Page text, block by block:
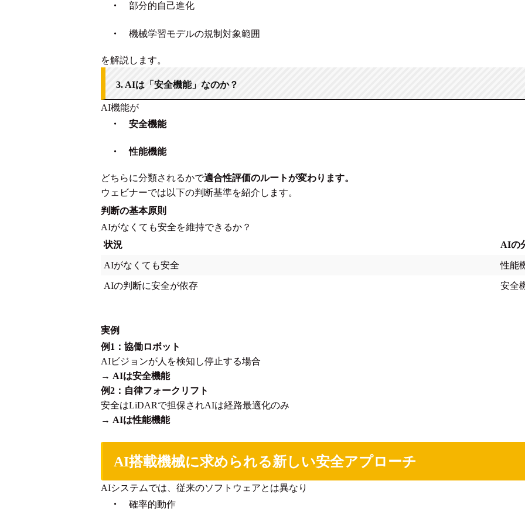
・ 部分的自己進化
・ 機械学習モデルの規制対象範囲
を解説します。
3. AIは「安全機能」なのか？
AI機能が
・ 安全機能
・性能機能
どちらに分類されるかで適合性評価のルートが変わります。
ウェビナーでは以下の判断基準を紹介します。
判断の基本原則
AIがなくても安全を維持できるか？
状況
AIの
AIがなくても安全 性能
AIの判断に安全が依存 安全
実例
例1：協働ロボット
AIビジョンが人を検知し停止する場合
→ AIは安全機能
例2：自律フォークリフト
安全はLiDARで担保されAIは経路最適化のみ
→ AIは性能機能
AI搭載機械に求められる新しい安全アプローチ
AIシステムでは、従来のソフトウェアとは異なり
・ 確率的動作